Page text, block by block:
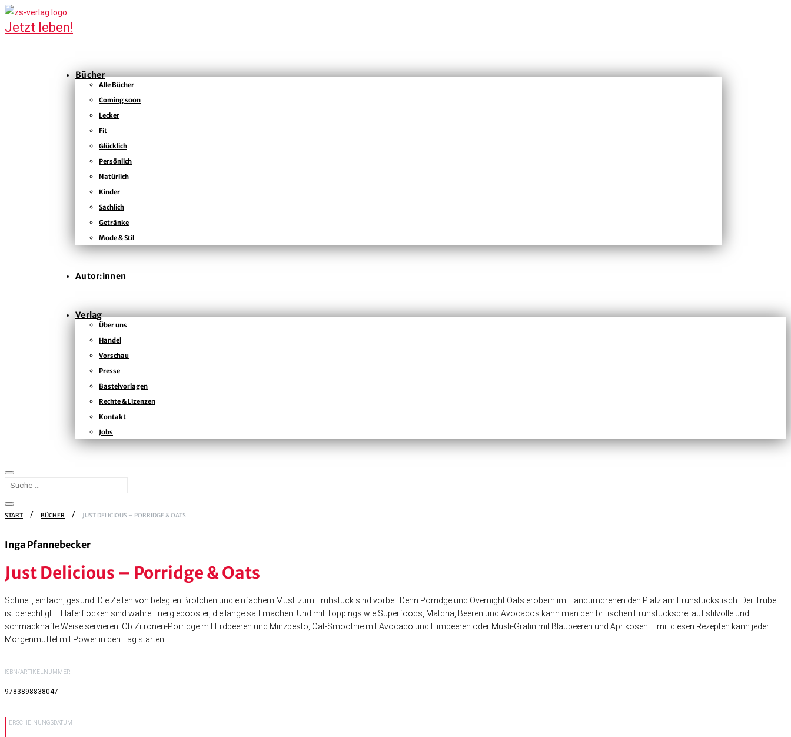
Bücher
Alle Bücher
Coming soon
Lecker
Fit
Glücklich
Persönlich
Natürlich
Kinder
Sachlich
Getränke
Mode & Stil
Autor:innen
Verlag
Über uns
Handel
Vorschau
Presse
Bastelvorlagen
Rechte & Lizenzen
Kontakt
Jobs
START BÜCHER JUST DELICIOUS – PORRIDGE & OATS
Inga Pfannebecker
Just Delicious – Porridge & Oats
Schnell, einfach, gesund: Die Zeiten von belegten Brötchen und einfachem Müsli zum Frühstück sind vorbei. Denn Porridge und Overnight Oats erobern im Handumdrehen den Platz am Frühstückstisch. Der Trubel
ist berechtigt – Haferflocken sind wahre Energiebooster, die lange satt machen. Und mit Toppings wie Superfoods, Matcha, Beeren und Avocados kann man den britischen Frühstücksbrei auf stilvolle und
schmackhafte Weise servieren. Ob Zitronen-Porridge mit Erdbeeren und Minzpesto, Oat-Smoothie mit Avocado und Himbeeren oder Müsli-Gratin mit Blaubeeren und Aprikosen – mit diesen Rezepten kann jeder
Morgenmuffel mit Power in den Tag starten!
ISBN/ARTIKELNUMMER
9783898838047
ERSCHEINUNGSDATUM